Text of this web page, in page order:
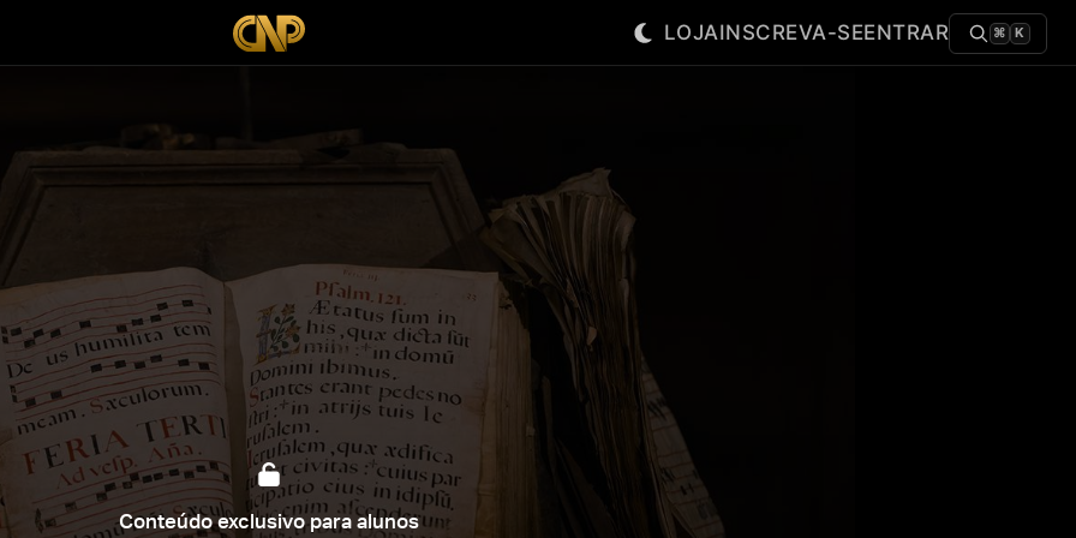
LOJAINSCREVA-SEENTRAR ⌘ K
Conteúdo exclusivo para alunos